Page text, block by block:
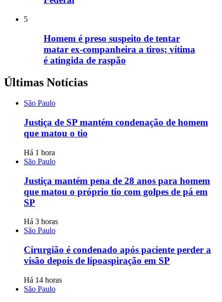
5
Homem é preso suspeito de tentar
matar ex-companheira a tiros; vítima
é atingida de raspão
Últimas Notícias
São Paulo
Justiça de SP mantém condenação de homem
que matou o tio
Há 1 hora
São Paulo
Justiça mantém pena de 28 anos para homem
que matou o próprio tio com golpes de pá em
SP
Há 3 horas
São Paulo
Cirurgião é condenado após paciente perder a
visão depois de lipoaspiração em SP
Há 14 horas
São Paulo